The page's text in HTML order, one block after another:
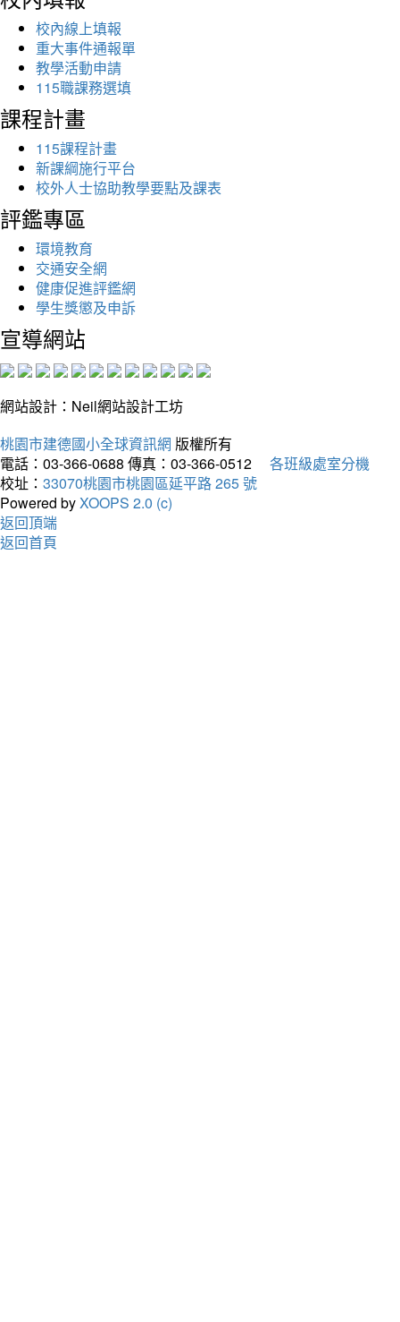
校內線上填報
重大事件通報單
教學活動申請
115職課務選填
課程計畫
115課程計畫
新課綱施行平台
校外人士協助教學要點及課表
評鑑專區
環境教育
交通安全網
健康促進評鑑網
學生獎懲及申訴
宣導網站
網站設計：Neil網站設計工坊
桃園市建德國小全球資訊網 版權所有
電話：03-366-0688 傳真：03-366-0512
各班級處室分機
校址： 33070桃園市桃園區延平路 265 號
Powered byXOOPS 2.0 (c)
返回頂端
返回首頁